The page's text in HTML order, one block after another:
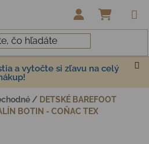
a vytočte si zľavu na celý
/ DETSKÉ BAREFOOT
BOTIN - COŇAC TEX